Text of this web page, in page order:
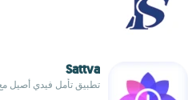
Sattva
تطبيق تأمل فيدي أصيل